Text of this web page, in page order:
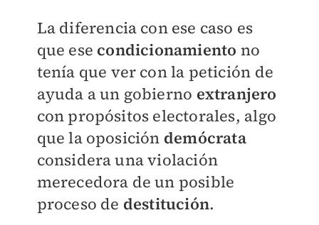
La diferencia con ese caso es
que ese condicionamiento no
tenía que ver con la petición de
ayuda a un gobierno extranjero
con propósitos electorales, algo
que la oposición demócrata
considera una violación
merecedora de un posible
proceso de destitución.